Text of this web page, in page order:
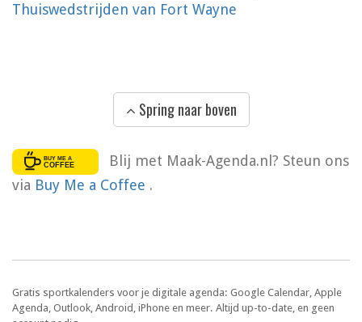
Thuiswedstrijden van Fort Wayne
Spring naar boven
Blij met Maak-Agenda.nl? Steun ons
via Buy Me a Coffee .
Gratis sportkalenders voor je digitale agenda: Google Calendar, Apple
Agenda, Outlook, Android, iPhone en meer. Altijd up-to-date, en geen